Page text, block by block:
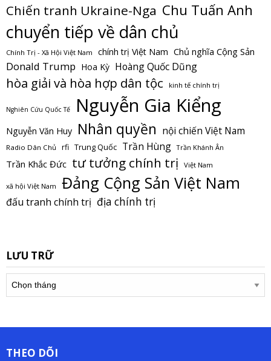
Chiến tranh Ukraine-Nga Chu Tuấn Anh
chuyển tiếp về dân chủ
Chính Trị - Xã Hội Việt Nam chính trị Việt Nam Chủ nghĩa Cộng Sản
Donald Trump Hoa Kỳ Hoàng Quốc Dũng
hòa giải và hòa hợp dân tộc kinh tế chính trị
Nghiên Cứu Quốc Tế Nguyễn Gia Kiểng
Nguyễn Văn Huy Nhân quyền nội chiến Việt Nam
Radio Dân Chủ rfi Trung Quốc Trần Hùng Trần Khánh Ân
Trần Khắc Đức tư tưởng chính trị Việt Nam
xã hội Việt Nam Đảng Cộng Sản Việt Nam
đấu tranh chính trị địa chính trị
LƯU TRỮ
Lưu
THEO DÕI